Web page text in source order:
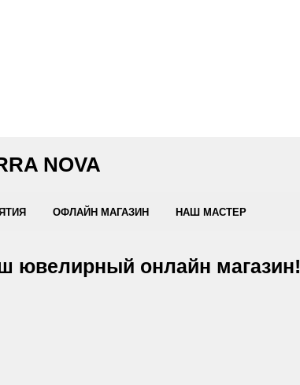
NOVA
ОФЛАЙН МАГАЗИН НАШ МАСТЕР
ювелирный онлайн магазин!